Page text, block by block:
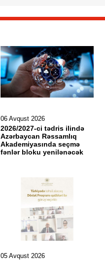
06 Avqust 2026
2026/2027-ci tədris ilində
Azərbaycan Rəssamlıq
Akademiyasında seçmə
fənlər bloku yenilənəcək
05 Avqust 2026